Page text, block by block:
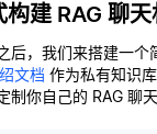
建 RAG 聊
后，我们来搭建一个
文档 作为私有知识
制你自己的 RAG 聊天